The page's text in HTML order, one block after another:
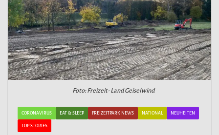
Foto: Freizeit- Land Geiselwind
CORONAVIRUS EAT & SLEEP FREIZEITPARK NEWS NATIONAL NEUHEITEN
TOP STORIES